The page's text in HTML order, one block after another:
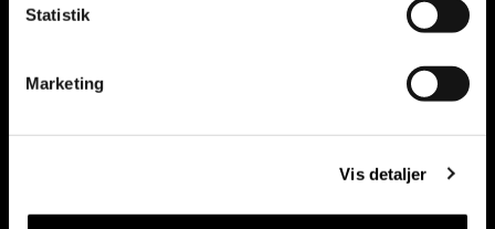
Statistik
Marketing
Vis detaljer
+45 40 79 34 35